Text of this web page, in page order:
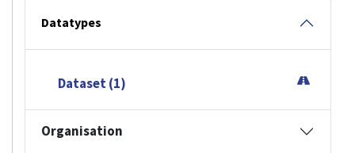
Datatypes
Dataset (1)
Organisation